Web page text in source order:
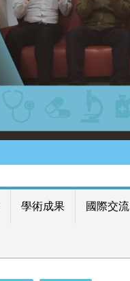
學術成果 國際交流